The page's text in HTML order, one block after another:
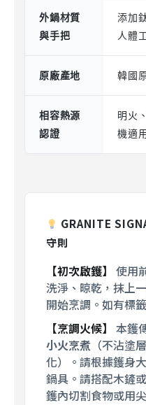
外鍋材質
與手把
添加
人體
原廠產地 韓國
相容熱源
認證
明火
機適
GRANITE
守則
【初次啟鑊】 使用
洗淨、晾乾，抹上
開始烹調。如有標
【烹調火候】 本鑊
小火烹煮 （不沾塗
化）。請根據鑊身
鍋具。請搭配木鏟
鑊內切割食物或用